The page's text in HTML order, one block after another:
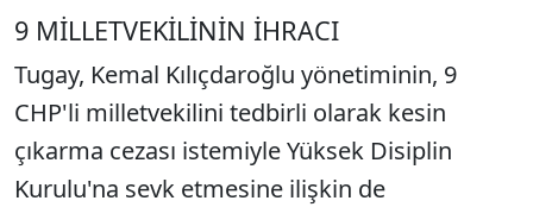
9 MİLLETVEKİLİNİN İHRACI
Tugay, Kemal Kılıçdaroğlu yönetiminin, 9
CHP'li milletvekilini tedbirli olarak kesin
çıkarma cezası istemiyle Yüksek Disiplin
Kurulu'na sevk etmesine ilişkin de